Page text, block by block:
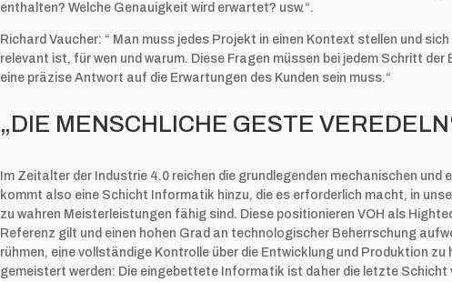
enthalten? Welche Genauigkeit wird erwartet? usw.“.
Richard Vaucher: “ Man muss jedes Projekt in einen Kontext stellen und
relevant ist, für wen und warum. Diese Fragen müssen bei jedem Schritt
eine präzise Antwort auf die Erwartungen des Kunden sein muss.“
„DIE MENSCHLICHE GESTE
Im Zeitalter der Industrie 4.0 reichen die grundlegenden mechanischen
kommt also eine Schicht Informatik hinzu, die es erforderlich macht, in
zu wahren Meisterleistungen fähig sind. Diese positionieren VOH als
Referenz gilt und einen hohen Grad an technologischer Beherrschung
rühmen, eine vollständige Kontrolle über die Entwicklung und Produktion
gemeistert werden: Die eingebettete Informatik ist daher die letzte Schicht